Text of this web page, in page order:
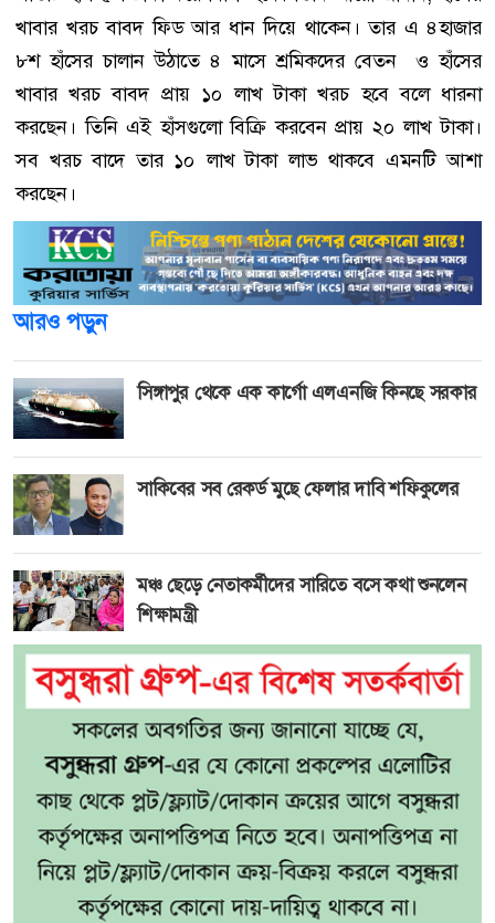
খাবার খরচ বাবদ ফিড আর ধান দিয়ে থাকেন। তার এ ৪হাজার
৮শ হাঁসের চালান উঠাতে ৪ মাসে শ্রমিকদের বেতন ও হাঁসের
খাবার খরচ বাবদ প্রায় ১০ লাখ টাকা খরচ হবে বলে ধারনা
করছেন। তিনি এই হাঁসগুলো বিক্রি করবেন প্রায় ২০ লাখ টাকা।
সব খরচ বাদে তার ১০ লাখ টাকা লাভ থাকবে এমনটি আশা
করছেন।
আরও পড়ুন
সিঙ্গাপুর থেকে এক কার্গো এলএনজি কিনছে সরকার
সাকিবের সব রেকর্ড মুছে ফেলার দাবি শফিকুলের
মঞ্চ ছেড়ে নেতাকর্মীদের সারিতে বসে কথা শুনলেন
শিক্ষামন্ত্রী